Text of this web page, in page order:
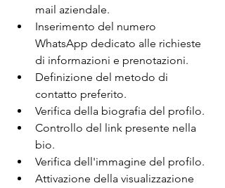
mail aziendale.
Inserimento del numero
WhatsApp dedicato alle richieste
di informazioni e prenotazioni.
Definizione del metodo di
contatto preferito.
Verifica della biografia del profilo.
Controllo del link presente nella
bio.
Verifica dell'immagine del profilo.
Attivazione della visualizzazione